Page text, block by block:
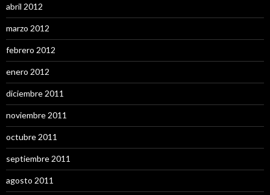
abril 2012
marzo 2012
febrero 2012
enero 2012
diciembre 2011
noviembre 2011
octubre 2011
septiembre 2011
agosto 2011